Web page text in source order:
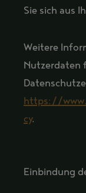
Sie sich aus
Weitere
Nutzerdaten
https://
cy.
Einbindung